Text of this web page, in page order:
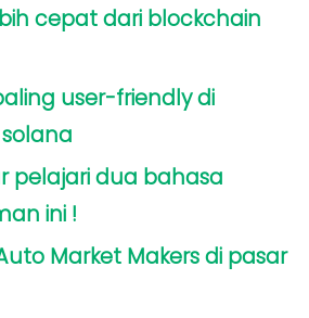
cepat dari blockchain
user-friendly di
pelajari dua bahasa
ini !
Market Makers di pasar